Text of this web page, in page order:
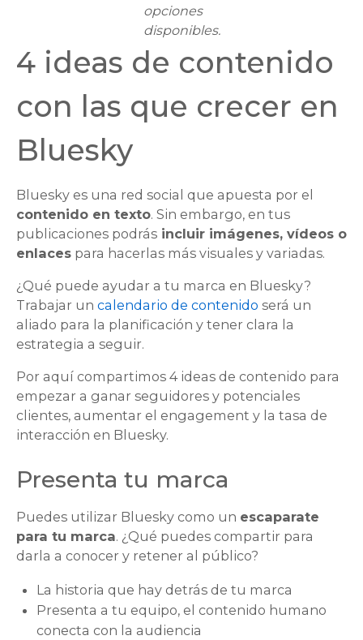
opciones
disponibles.
4 ideas de contenido
con las que crecer en
Bluesky
Bluesky es una red social que apuesta por el
contenido en texto. Sin embargo, en tus
publicaciones podrás incluir imágenes, vídeos o
enlaces para hacerlas más visuales y variadas.
¿Qué puede ayudar a tu marca en Bluesky?
Trabajar un calendario de contenido será un
aliado para la planificación y tener clara la
estrategia a seguir.
Por aquí compartimos 4 ideas de contenido para
empezar a ganar seguidores y potenciales
clientes, aumentar el engagement y la tasa de
interacción en Bluesky.
Presenta tu marca
Puedes utilizar Bluesky como un escaparate
para tu marca. ¿Qué puedes compartir para
darla a conocer y retener al público?
La historia que hay detrás de tu marca
Presenta a tu equipo, el contenido humano
conecta con la audiencia